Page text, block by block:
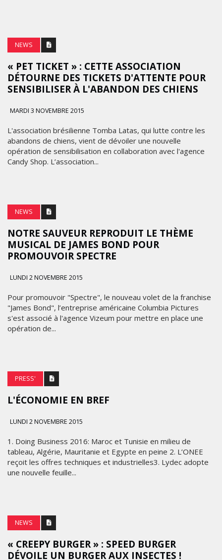
NEWS
« PET TICKET » : CETTE ASSOCIATION
DÉTOURNE DES TICKETS D'ATTENTE POUR
SENSIBILISER À L'ABANDON DES CHIENS
MARDI 3 NOVEMBRE 2015
L'association brésilienne Tomba Latas, qui lutte contre les
abandons de chiens, vient de dévoiler une nouvelle
opération de sensibilisation en collaboration avec l'agence
Candy Shop. L’association...
NEWS
NOTRE SAUVEUR REPRODUIT LE THÈME
MUSICAL DE JAMES BOND POUR
PROMOUVOIR SPECTRE
LUNDI 2 NOVEMBRE 2015
Pour promouvoir "Spectre", le nouveau volet de la franchise
"James Bond", l’entreprise américaine Columbia Pictures
s'est associé à l'agence Vizeum pour mettre en place une
opération de...
PRESS'
L'ÉCONOMIE EN BREF
LUNDI 2 NOVEMBRE 2015
1. Doing Business 2016: Maroc et Tunisie en milieu de
tableau, Algérie, Mauritanie et Egypte en peine 2. L’ONEE
reçoit les offres techniques et industrielles3. Lydec adopte
une nouvelle feuille...
NEWS
« CREEPY BURGER » : SPEED BURGER
DÉVOILE UN BURGER AUX INSECTES !